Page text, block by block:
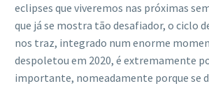
eclipses que viveremos nas próximas
que já se mostra tão desafiador, o ciclo
nos traz, integrado num enorme
despoletou em 2020, é extremamente
importante, nomeadamente porque se